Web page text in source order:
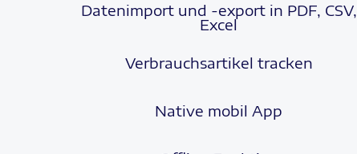
Datenimport und -export in PDF, CSV,
Excel
Verbrauchsartikel tracken
Native mobil App